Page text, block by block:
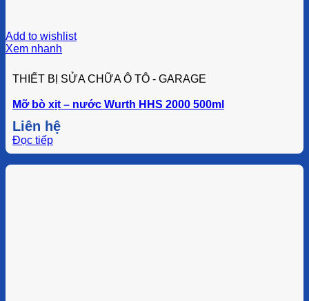
Add to wishlist
Xem nhanh
THIẾT BỊ SỬA CHỮA Ô TÔ - GARAGE
Mỡ bò xịt – nước Wurth HHS 2000 500ml
Liên hệ
Đọc tiếp